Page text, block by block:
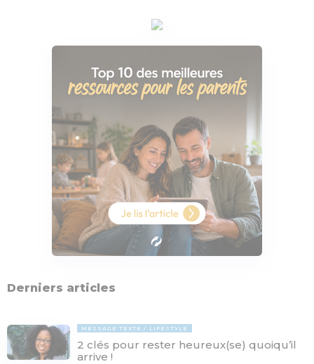
Derniers articles
MESSAGE TEXTE LIFESTYLE
2 clés pour rester heureux(se) quoiqu’il
arrive !